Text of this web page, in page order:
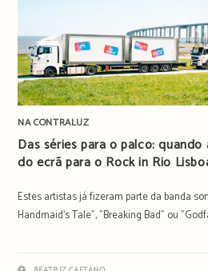
NA CONTRALUZ
Das séries para o palco:
do ecrã para o Rock in Rio
Estes artistas já fizeram parte da banda
Handmaid's Tale", "Breaking Bad" ou